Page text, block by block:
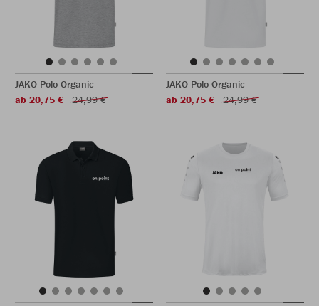
JAKO Polo Organic
ab 20,75 €
24,99 €
JAKO Polo Organic
ab 20,75 €
24,99 €